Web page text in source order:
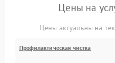
Цены на
Цены актуальны на
Профилактическая чистка